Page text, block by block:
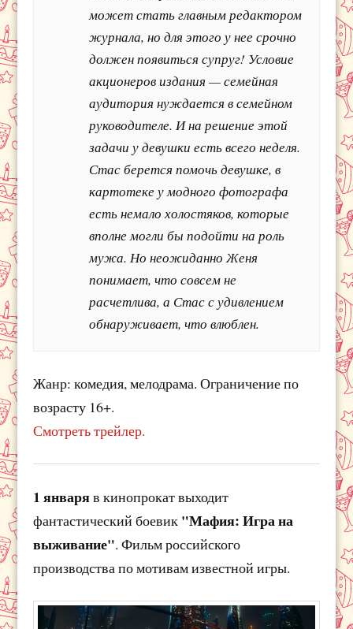
может стать главным редактором
журнала, но для этого у нее срочно
должен появиться супруг! Условие
акционеров издания — семейная
аудитория нуждается в семейном
руководителе. И на решение этой
задачи у девушки есть всего неделя.
Стас берется помочь девушке, в
картотеке у модного фотографа
есть немало холостяков, которые
вполне могли бы подойти на роль
мужа. Но неожиданно Женя
понимает, что совсем не
расчетлива, а Стас с удивлением
обнаруживает, что влюблен.
Жанр: комедия, мелодрама. Ограничение по
возрасту 16+.
Смотреть трейлер.
1 январяв кинопрокат выходит
фантастический боевик "Мафия: Игра на
выживание". Фильм российского
производства по мотивам известной игры.